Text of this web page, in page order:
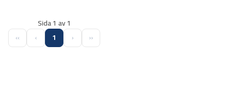
Sida 1 av 1
‹‹
‹ 1 › ››